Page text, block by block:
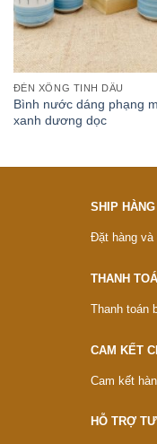
ĐÈN XÔNG TINH DẦU
Bình nước dáng phạng
xanh dương dọc
SHIP
Đặt hàng và
THANH
Thanh toán
CAM KẾT
Cam kết
HỖ TRỢ